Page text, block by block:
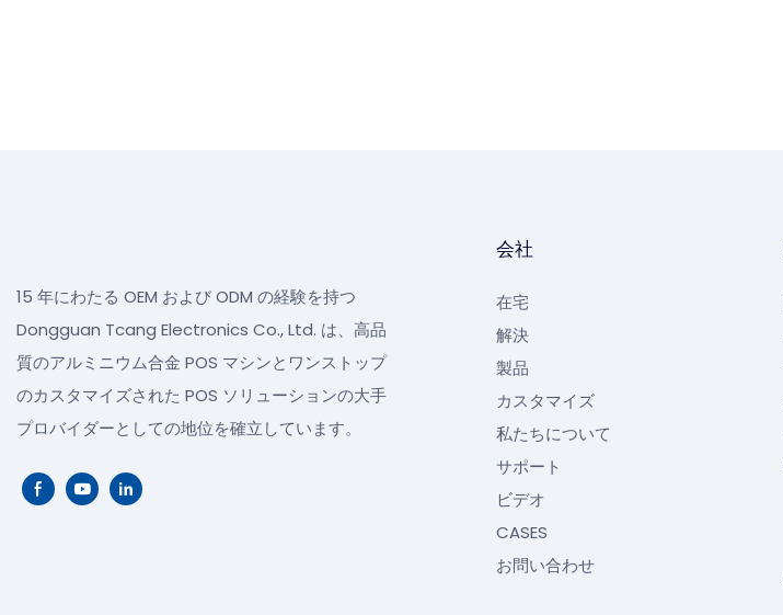
15 年にわたる OEM および ODM の経験を持つ
Dongguan Tcang Electronics Co., Ltd. は、高品
質のアルミニウム合金 POS マシンとワンストップ
のカスタマイズされた POS ソリューションの大手
プロバイダーとしての地位を確立しています。
会社
在宅
解決
製品
カスタマイズ
私たちについて
サポート
ビデオ
CASES
お問い合わせ